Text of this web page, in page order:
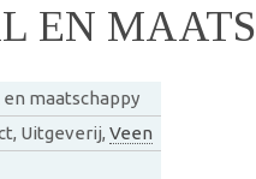
EN
maatschappy
Uitgeverij, Veen